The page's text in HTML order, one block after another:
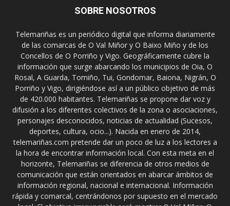
SOBRE NOSOTROS
Telemariñas es un periódico digital que informa diariamente
de las comarcas de O Val Miñor y O Baixo Miño y de los
Concellos de O Porriño y Vigo. Geográficamente cubre la
información que surge abarcando los municipios de Oia, O
Rosal, A Guarda, Tomiño, Tui, Gondomar, Baiona, Nigrán, O
Porriño y Vigo, dirigiéndose así a un público objetivo de más
de 420.000 habitantes. Telemariñas se propone dar voz y
difusión a los diferentes colectivos de la zona o asociaciones,
personajes desconocidos, noticias de actualidad (Sucesos,
deportes, cultura, ocio...). Nacida en enero de 2014,
telemariñas.com pretende dar un poco de luz a los lectores a
la hora de encontrar información local. Con esta meta en el
horizonte, Telemariñas se diferencia de otros medios de
comunicación que están orientados en abarcar ámbitos de
información regional, nacional e internacional. Información
rápida y comarcal, centrándonos por supuesto en el mercado